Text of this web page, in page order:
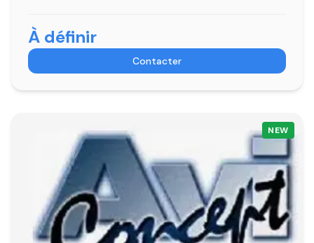
À définir
Contacter
NEW